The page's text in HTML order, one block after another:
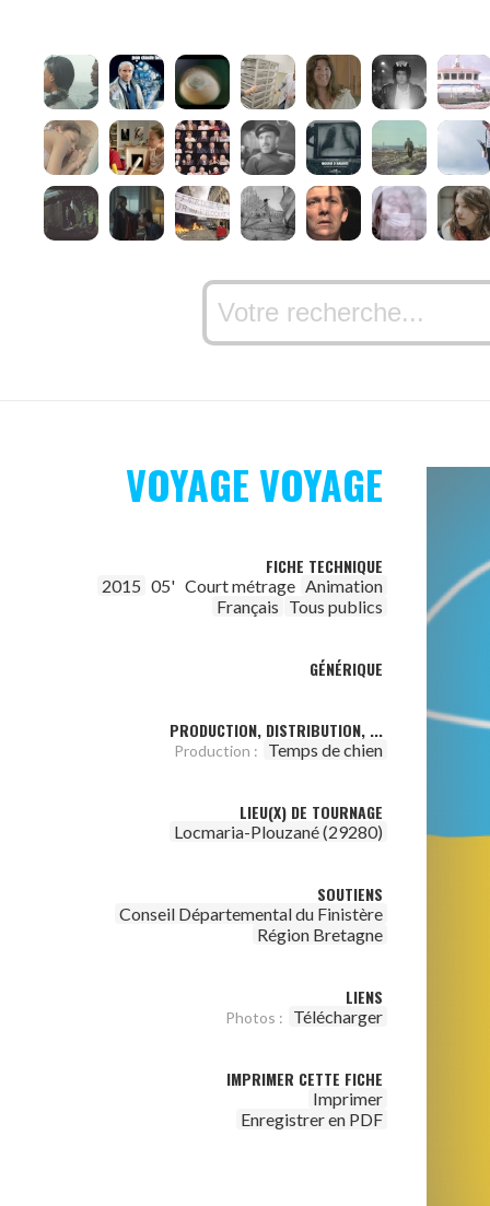
VOYAGE VOYAGE
FICHE TECHNIQUE
2015 05' Court métrage Animation
Français Tous publics
GÉNÉRIQUE
PRODUCTION, DISTRIBUTION, ...
Production : Temps de chien
LIEU(X) DE TOURNAGE
Locmaria-Plouzané (29280)
SOUTIENS
Conseil Départemental du Finistère
Région Bretagne
LIENS
Photos : Télécharger
IMPRIMER CETTE FICHE
Imprimer
Enregistrer en PDF